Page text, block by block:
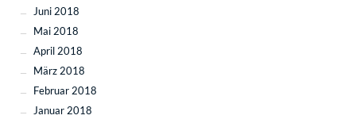
Juni 2018
Mai 2018
April 2018
März 2018
Februar 2018
Januar 2018